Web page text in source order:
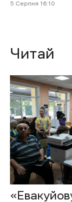
5 Cерпня 16:10
Читай